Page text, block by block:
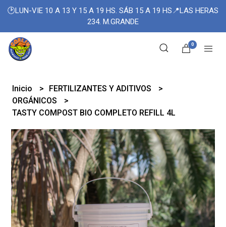
🕑LUN-VIE 10 A 13 Y 15 A 19 HS. SÁB 15 A 19 HS📍LAS HERAS
234. M.GRANDE
0
Inicio
FERTILIZANTES Y ADITIVOS
ORGÁNICOS
TASTY COMPOST BIO COMPLETO REFILL 4L